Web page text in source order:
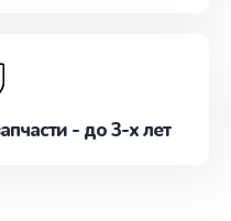
- до 3-х лет